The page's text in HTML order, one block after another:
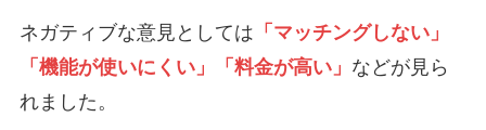
ネガティブな意見としては 「マッチングしない」
「機能が使いにくい」
「料金が高い」 などが見ら
れました。